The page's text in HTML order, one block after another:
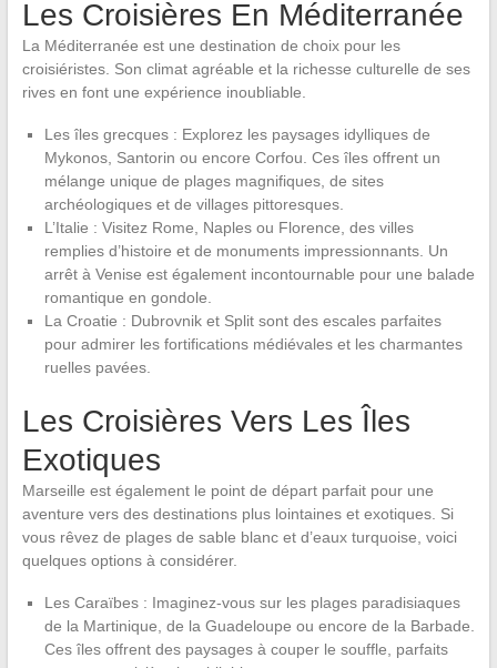
Les Croisières En Méditerranée
La Méditerranée est une destination de choix pour les
croisiéristes. Son climat agréable et la richesse culturelle de ses
rives en font une expérience inoubliable.
Les îles grecques : Explorez les paysages idylliques de
Mykonos, Santorin ou encore Corfou. Ces îles offrent un
mélange unique de plages magnifiques, de sites
archéologiques et de villages pittoresques.
L’Italie : Visitez Rome, Naples ou Florence, des villes
remplies d’histoire et de monuments impressionnants. Un
arrêt à Venise est également incontournable pour une balade
romantique en gondole.
La Croatie : Dubrovnik et Split sont des escales parfaites
pour admirer les fortifications médiévales et les charmantes
ruelles pavées.
Les Croisières Vers Les Îles
Exotiques
Marseille est également le point de départ parfait pour une
aventure vers des destinations plus lointaines et exotiques. Si
vous rêvez de plages de sable blanc et d’eaux turquoise, voici
quelques options à considérer.
Les Caraïbes : Imaginez-vous sur les plages paradisiaques
de la Martinique, de la Guadeloupe ou encore de la Barbade.
Ces îles offrent des paysages à couper le souffle, parfaits